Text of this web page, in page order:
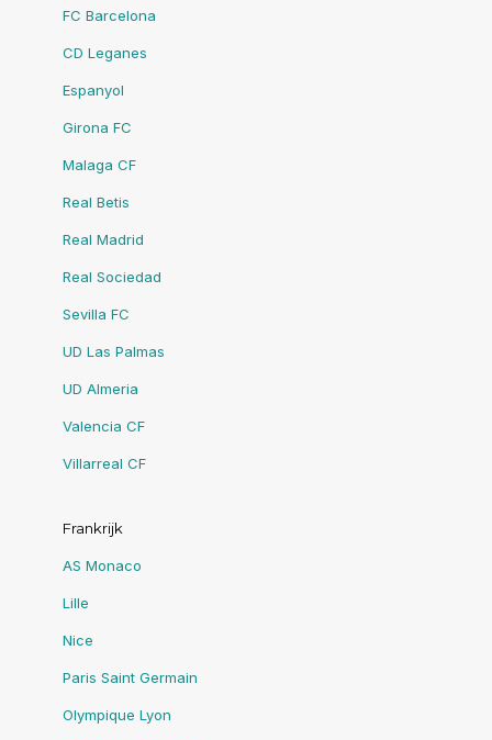
FC Barcelona
CD Leganes
Espanyol
Girona FC
Malaga CF
Real Betis
Real Madrid
Real Sociedad
Sevilla FC
UD Las Palmas
UD Almeria
Valencia CF
Villarreal CF
Frankrijk
AS Monaco
Lille
Nice
Paris Saint Germain
Olympique Lyon